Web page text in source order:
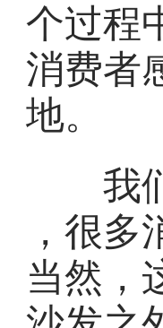
个过程
消费者
地。
我们
，很
当然，